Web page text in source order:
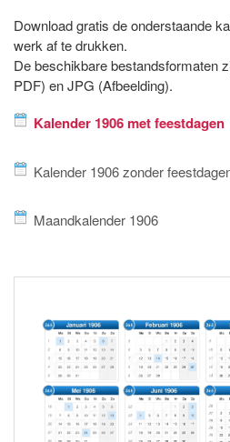
Download gratis de onderstaande
werk af te drukken.
De beschikbare bestandsformaten
PDF) en JPG (Afbeelding).
Kalender 1906 met feestdagen
Kalender 1906 zonder
Maandkalender 1906